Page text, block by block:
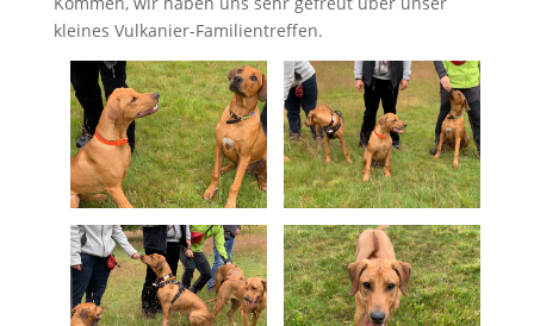
kleines Vulkanier-Familientreffen.